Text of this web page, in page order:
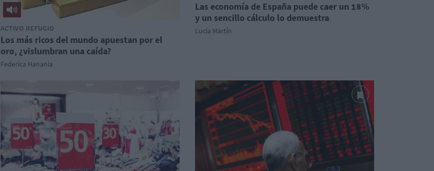
ACTIVO REFUGIO
Los más ricos del mundo apuestan por el
oro, ¿vislumbran una caída?
Federica Hanania
Las economía de España puede caer un 18%
y un sencillo cálculo lo demuestra
Lucía Martín